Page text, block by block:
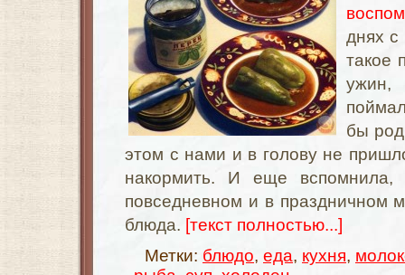
днях
такое
бы
этом с нами и в голову не
накормить. И еще
повседневном и в праздничном
блюда. [текст полностью...]
Метки: блюдо, еда, кухня,